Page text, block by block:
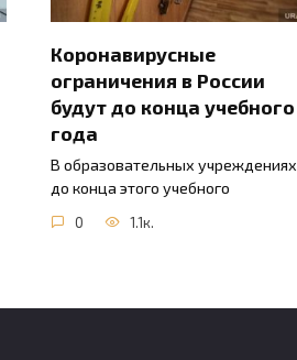
Коронавирусные
ограничения в России
будут до конца учебного
года
В образовательных учреждениях
до конца этого учебного
0 1.1к.